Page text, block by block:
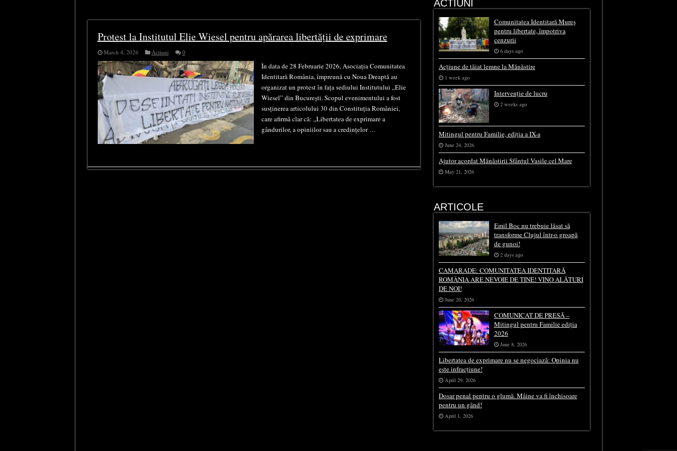
Protest la Institutul Elie Wiesel pentru apărarea libertății de exprimare
March 4, 2026 Actiuni 0
În data de 28 Februarie 2026, Asociația Comunitatea
Identitară România, împreună cu Noua Dreaptă au
organizat un protest în fața sediului Institutului „Elie
Wiesel” din București. Scopul evenimentului a fost
susținerea articolului 30 din Constituția României,
care afirmă clar că: „Libertatea de exprimare a
gândurilor, a opiniilor sau a credințelor …
ACTIUNI
Comunitatea Identitară Mureș
pentru libertate, împotriva
cenzurii
6 days ago
Acțiune de tăiat lemne la Mănăstire
1 week ago
Intervenție de lucru
2 weeks ago
Mitingul pentru Familie, ediția a IX-a
June 24, 2026
Ajutor acordat Mănăstirii Sfântul Vasile cel Mare
May 21, 2026
ARTICOLE
Emil Boc nu trebuie lăsat să
transforme Clujul într-o groapă
de gunoi!
2 days ago
CAMARADE: COMUNITATEA IDENTITARĂ
ROMÂNIA ARE NEVOIE DE TINE! VINO ALĂTURI
DE NOI!
June 20, 2026
COMUNICAT DE PRESĂ –
Mitingul pentru Familie ediția
2026
June 8, 2026
Libertatea de exprimare nu se negociază: Opinia nu
este infracțiune!
April 29, 2026
Dosar penal pentru o glumă. Mâine va fi închisoare
pentru un gând!
April 1, 2026